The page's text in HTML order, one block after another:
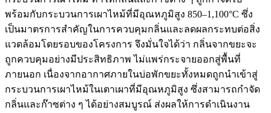
พร้อมกับกระบวนการเผาไหม้ที่มีอุณหภูมิสูง 850–1,100°C ซึ่ง
เป็นมาตรการสำคัญในการควบคุมกลิ่นและลดผลกระทบต่อสิ่ง
แวดล้อมโดยรอบของโครงการ จึงมั่นใจได้ว่า กลิ่นจากขยะจะ
ถูกควบคุมอย่างมีประสิทธิภาพ ไม่แพร่กระจายออกสู่พื้นที่
ภายนอก เนื่องจากอากาศภายในบ่อพักขยะทั้งหมดถูกนำเข้าสู่
กระบวนการเผาไหม้ในเตาเผาที่มีอุณหภูมิสูง ซึ่งสามารถกำจัด
กลิ่นและก๊าซต่าง ๆ ได้อย่างสมบูรณ์ ส่งผลให้การดำเนินงาน